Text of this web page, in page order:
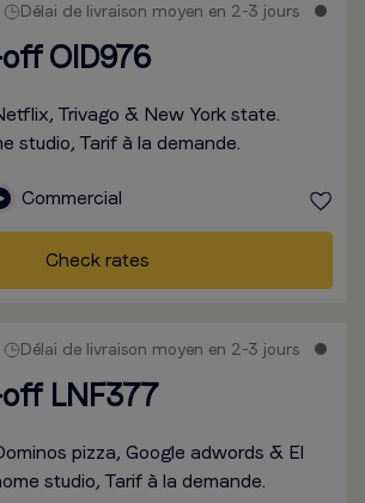
Délai de livraison moyen en 2-3 jours
OID976
Trivago & New York state.
studio, Tarif à la demande.
Commercial
Check rates
Délai de livraison moyen en 2-3 jours
LNF377
pizza, Google adwords & El
studio, Tarif à la demande.